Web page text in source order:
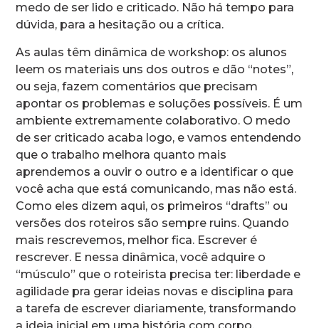
medo de ser lido e criticado. Não há tempo para
dúvida, para a hesitação ou a crítica.
As aulas têm dinâmica de workshop: os alunos
leem os materiais uns dos outros e dão “notes”,
ou seja, fazem comentários que precisam
apontar os problemas e soluções possíveis. É um
ambiente extremamente colaborativo. O medo
de ser criticado acaba logo, e vamos entendendo
que o trabalho melhora quanto mais
aprendemos a ouvir o outro e a identificar o que
você acha que está comunicando, mas não está.
Como eles dizem aqui, os primeiros “drafts” ou
versões dos roteiros são sempre ruins. Quando
mais rescrevemos, melhor fica. Escrever é
rescrever. E nessa dinâmica, você adquire o
“músculo” que o roteirista precisa ter: liberdade e
agilidade pra gerar ideias novas e disciplina para
a tarefa de escrever diariamente, transformando